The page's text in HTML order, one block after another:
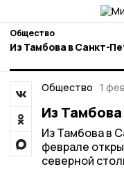
Общество
Из Тамбова в Санкт-
Общество 1
Из
Из Тамбова в
феврале
северной